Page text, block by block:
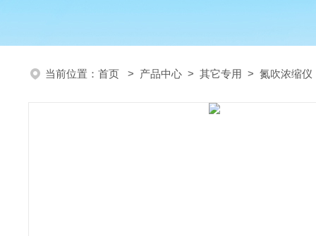
当前位置： 首页 > 产品中心 > 其它专用 > 氮吹浓缩仪